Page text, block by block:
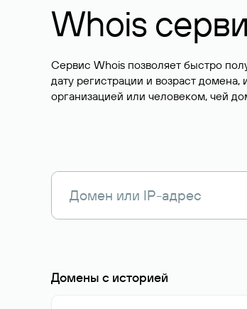
Whois
Сервис Whois позволяет быстро
дату регистрации и возраст домена,
организацией или человеком, чей
Домены с историей